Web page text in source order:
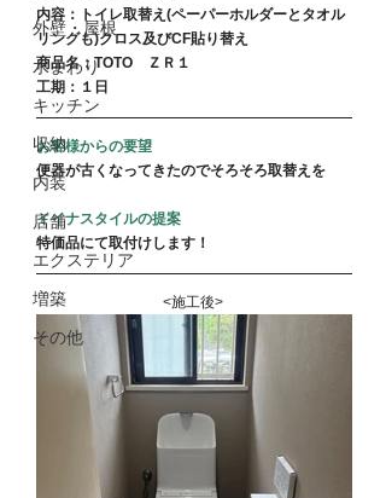
外壁・屋根
水まわり
キッチン
収納
内装
店舗
エクステリア
増築
その他
内容：トイレ取替え(ペーパーホルダーとタオル
リングも)クロス及びCF貼り替え
商品名：TOTO　ＺＲ１
工期：１日
お客様からの要望
便器が古くなってきたのでそろそろ取替えを
イイナスタイルの提案
特価品にて取付けします！
<施工後>